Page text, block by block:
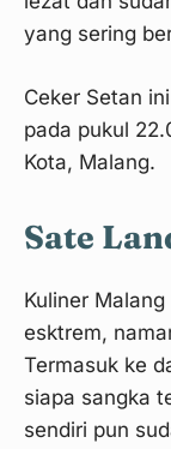
yang sering
Ceker Setan
pada pukul
Kota, Malang.
Sate
Kuliner
esktrem,
Termasuk ke
siapa sangka
sendiri pun